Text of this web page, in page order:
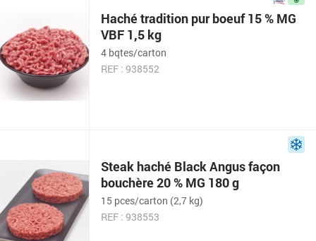
Haché tradition pur boeuf 15 % MG
VBF 1,5 kg
4 bqtes/carton
REF : 938552
Steak haché Black Angus façon
bouchère 20 % MG 180 g
15 pces/carton (2,7 kg)
REF : 938553